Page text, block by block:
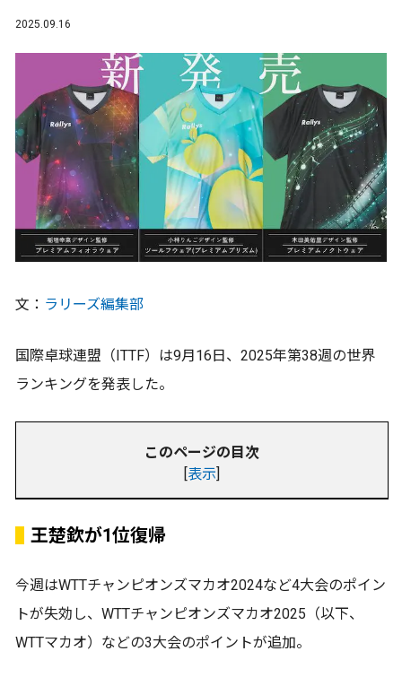
2025.09.16
文： ラリーズ編集部
国際卓球連盟（ITTF）は9月16日、2025年第38週の世界
ランキングを発表した。
このページの目次
[表示]
王楚欽が1位復帰
今週はWTTチャンピオンズマカオ2024など4大会のポイン
トが失効し、WTTチャンピオンズマカオ2025（以下、
WTTマカオ）などの3大会のポイントが追加。